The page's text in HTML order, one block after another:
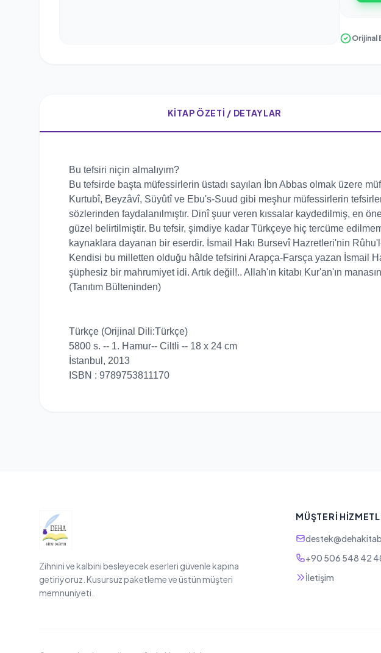
Orijinal
KITAP ÖZETI / DETAYLAR
Bu tefsiri niçin almalıyım?
Bu tefsirde başta müfessirlerin üstadı sayılan İbn Abbas olmak üzere
Kurtubî, Beyzâvî, Süyûtî ve Ebu's-Suud gibi meşhur müfessirlerin
sözlerinden faydalanılmıştır. Dinî şuur veren kıssalar kaydedilmiş, en
güzel belirtilmiştir. Bu tefsir, şimdiye kadar Türkçeye hiç tercüme
kaynaklara dayanan bir eserdir. İsmail Hakı Bursevî Hazretleri'nin
Kendisi bu milletten olduğu hâlde tefsirini Arapça-Farsça yazan İsmail
şüphesiz bir mahrumiyet idi. Artık değil!.. Allah'ın kitabı Kur'an'ın
(Tanıtım Bülteninden)
Türkçe (Orijinal Dili:Türkçe)
5800 s. -- 1. Hamur-- Ciltli -- 18 x 24 cm
İstanbul, 2013
ISBN : 9789753811170
Zihnini ve kalbini besleyecek eserleri güvenle kapına
getiriyoruz. Kusursuz paketleme ve üstün müşteri
memnuniyeti.
MÜŞTERI
+90 506 548 42
İletişim